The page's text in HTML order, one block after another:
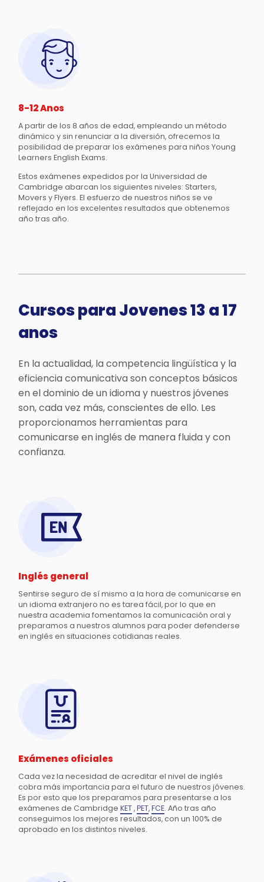
8-12 Anos
A partir de los 8 años de edad, empleando un método
dinámico y sin renunciar a la diversión, ofrecemos la
posibilidad de preparar los exámenes para niños Young
Learners English Exams.
Estos exámenes expedidos por la Universidad de
Cambridge abarcan los siguientes niveles: Starters,
Movers y Flyers. El esfuerzo de nuestros niños se ve
reflejado en los excelentes resultados que obtenemos
año tras año.
Cursos para Jovenes 13 a 17
anos
En la actualidad, la competencia lingüística y la
eficiencia comunicativa son conceptos básicos
en el dominio de un idioma y nuestros jóvenes
son, cada vez más, conscientes de ello. Les
proporcionamos herramientas para
comunicarse en inglés de manera fluida y con
confianza.
Inglés general
Sentirse seguro de sí mismo a la hora de comunicarse en
un idioma extranjero no es tarea fácil, por lo que en
nuestra academia fomentamos la comunicación oral y
preparamos a nuestros alumnos para poder defenderse
en inglés en situaciones cotidianas reales.
Exámenes oficiales
Cada vez la necesidad de acreditar el nivel de inglés
cobra más importancia para el futuro de nuestros jóvenes.
Es por esto que los preparamos para presentarse a los
exámenes de Cambridge KET,PET,FCE. Año tras año
conseguimos los mejores resultados, con un 100% de
aprobado en los distintos niveles.